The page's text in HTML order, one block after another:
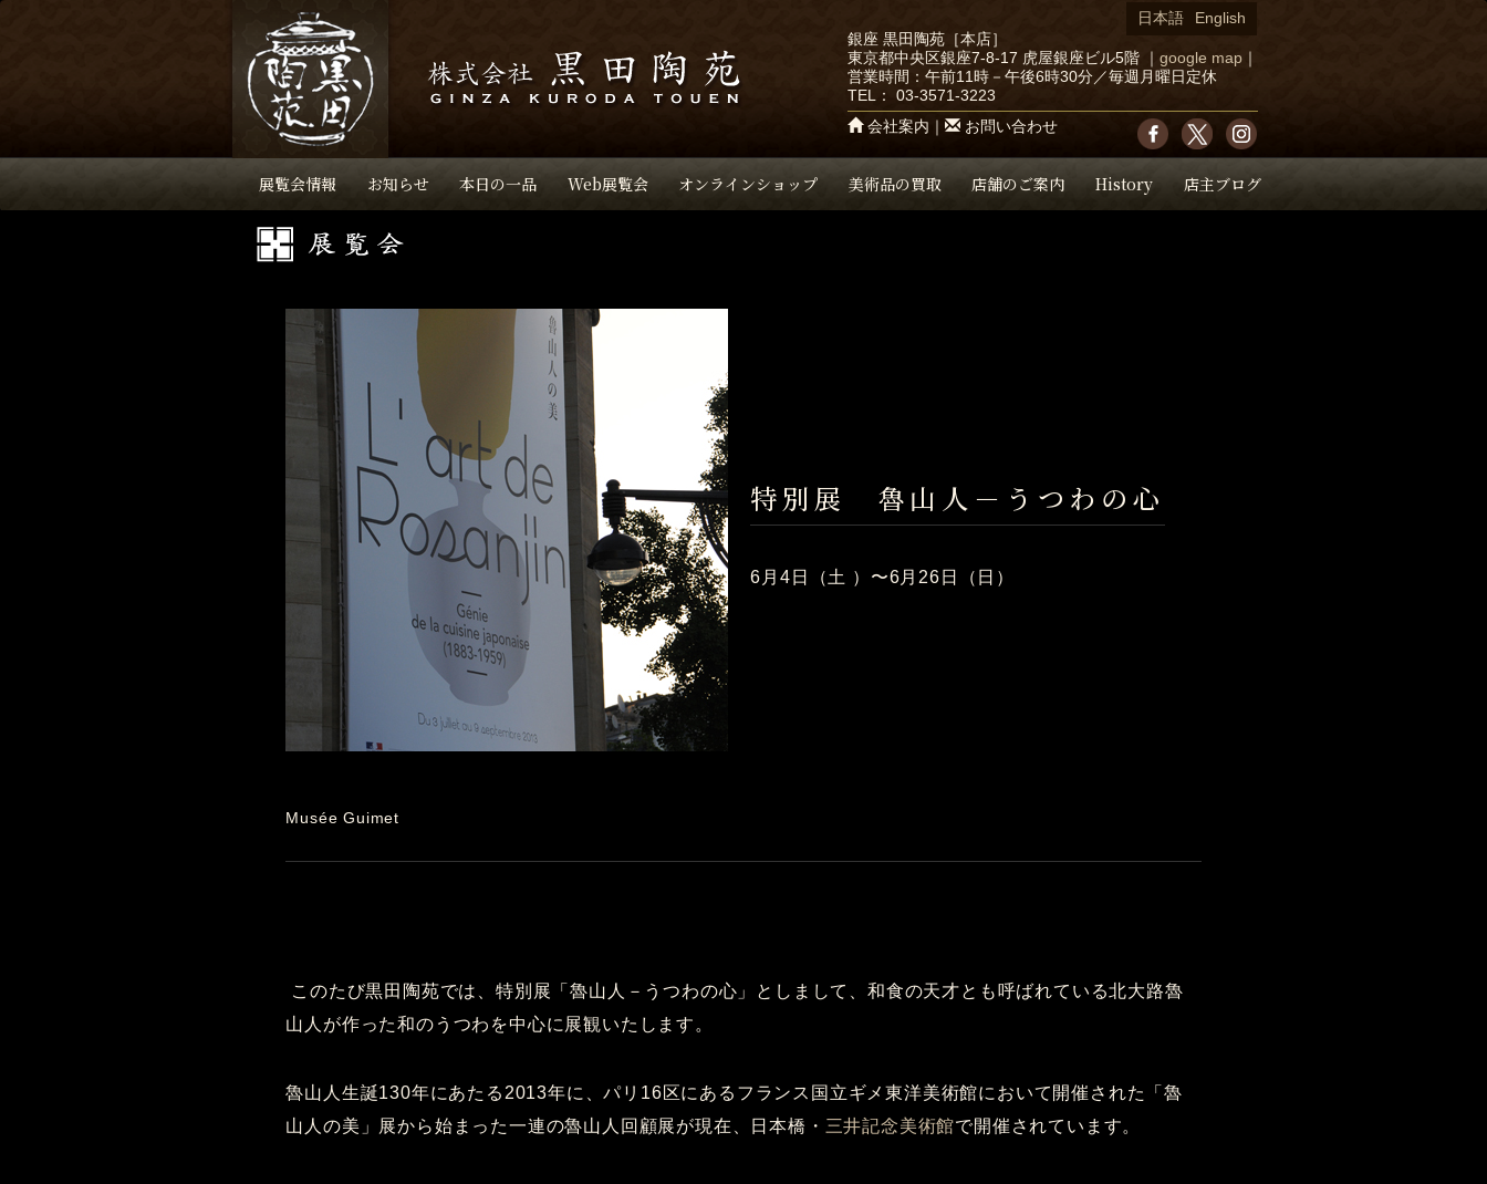
展覧会情報 お知らせ 本日の一品 Web展覧会 オンラインショップ 美術品の買取 店舗のご案内 History 店主ブログ
銀座 黒田陶苑［本店］
東京都中央区銀座7-8-17 虎屋銀座ビル5階
google map
営業時間：午前11時－午後6時30分／毎週月曜日定休
TEL： 03-3571-3223
会社案内
お問い合わせ
日本語 English
Musée Guimet
特別展 魯山人－うつわの心
6月4日（土 ）〜6月26日（日）
このたび黒田陶苑では、特別展「魯山人－うつわの心」としまして、和食の天才とも呼ばれている北大路魯
山人が作った和のうつわを中心に展観いたします。
魯山人生誕130年にあたる2013年に、パリ16区にあるフランス国立ギメ東洋美術館において開催された「魯
山人の美」展から始まった一連の魯山人回顧展が現在、日本橋・ 三井記念美術館で開催されています。